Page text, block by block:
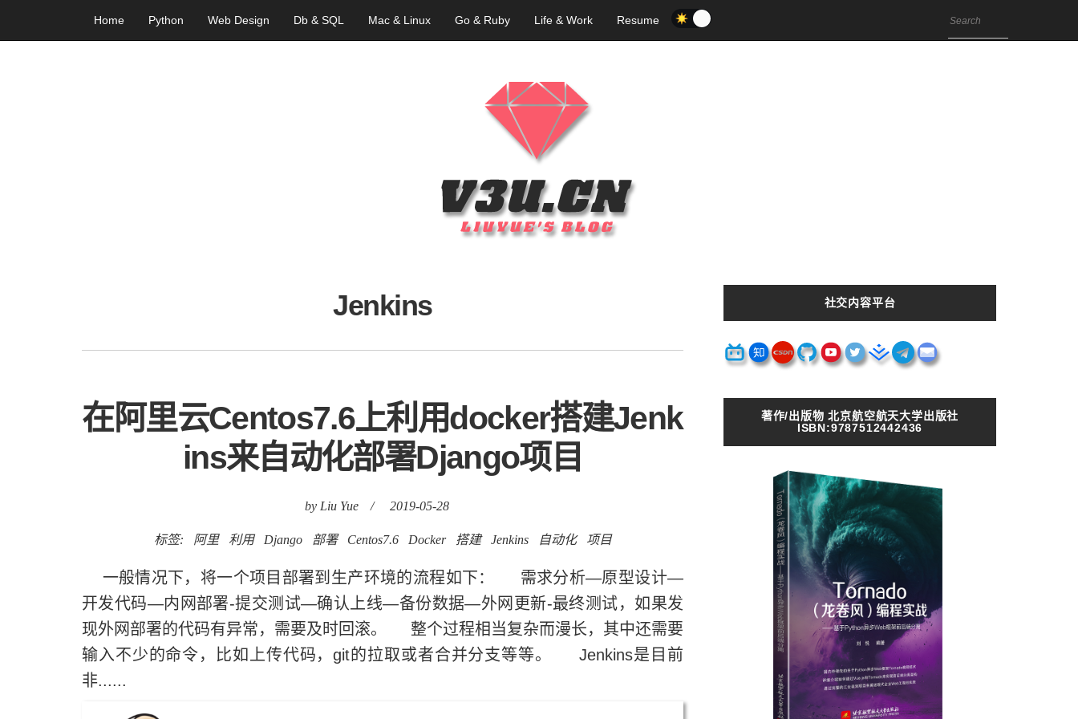
Home Python Web Design Db & SQL Mac & Linux Go & Ruby Life & Work Resume
Jenkins
在阿里云Centos7.6上利用docker搭建Jenk
ins来自动化部署Django项目
by Liu Yue / 2019-05-28
标签: 阿里 利用 Django 部署 Centos7.6 Docker 搭建 Jenkins 自动化 项目
一般情况下，将一个项目部署到生产环境的流程如下： 需求分析—原型设计—
开发代码—内网部署-提交测试—确认上线—备份数据—外网更新-最终测试，如果发
现外网部署的代码有异常，需要及时回滚。 整个过程相当复杂而漫长，其中还需要
输入不少的命令，比如上传代码，git的拉取或者合并分支等等。 Jenkins是目前
非......
社交内容平台
著作/出版物 北京航空航天大学出版社
ISBN:9787512442436